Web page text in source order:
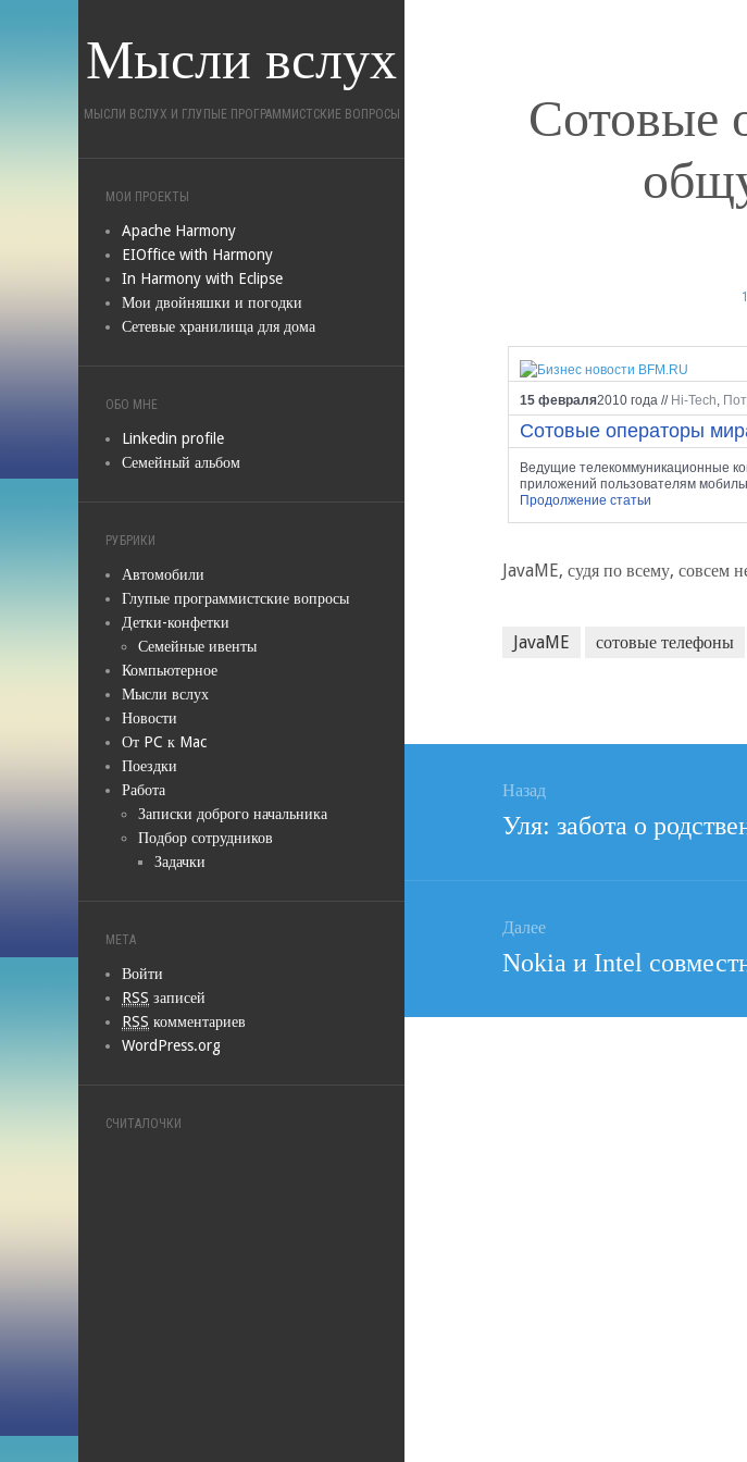
Мысли вслух
МЫСЛИ ВСЛУХ И ГЛУПЫЕ ПРОГРАММИСТСКИЕ ВОПРОСЫ
МОИ ПРОЕКТЫ
Apache Harmony
EIOffice with Harmony
In Harmony with Eclipse
Мои двойняшки и погодки
Сетевые хранилища для дома
ОБО МНЕ
Linkedin profile
Семейный альбом
РУБРИКИ
Автомобили
Глупые программистские вопросы
Детки-конфетки
Семейные ивенты
Компьютерное
Мысли вслух
Новости
От PC к Mac
Поездки
Работа
Записки доброго начальника
Подбор сотрудников
Задачки
МЕТА
Войти
RSS записей
RSS комментариев
WordPress.org
СЧИТАЛОЧКИ
Сотовые
15 февраля2010 года // Hi-Tech,
Сотовые операторы
Ведущие телекоммуникационные
приложений пользователям
Продолжение статьи
JavaME, судя по всему, совсем
JavaME сотовые телефоны
записям
Назад
Предыдущая
Уля: забота о
Далее
Следующая
Nokia и Intel